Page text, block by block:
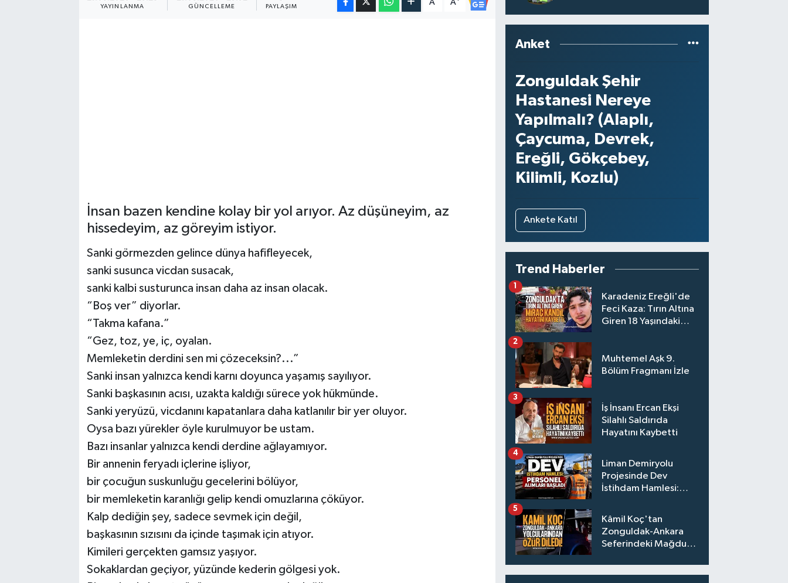
YAYINLANMA GÜNCELLEME PAYLAŞIM
A A
İnsan bazen kendine kolay bir yol arıyor. Az düşüneyim, az
hissedeyim, az göreyim istiyor.
Sanki görmezden gelince dünya hafifleyecek,
sanki susunca vicdan susacak,
sanki kalbi susturunca insan daha az insan olacak.
“Boş ver” diyorlar.
“Takma kafana.”
“Gez, toz, ye, iç, oyalan.
Memleketin derdini sen mi çözeceksin?...”
Sanki insan yalnızca kendi karnı doyunca yaşamış sayılıyor.
Sanki başkasının acısı, uzakta kaldığı sürece yok hükmünde.
Sanki yeryüzü, vicdanını kapatanlara daha katlanılır bir yer oluyor.
Oysa bazı yürekler öyle kurulmuyor be ustam.
Bazı insanlar yalnızca kendi derdine ağlayamıyor.
Bir annenin feryadı içlerine işliyor,
bir çocuğun suskunluğu gecelerini bölüyor,
bir memleketin karanlığı gelip kendi omuzlarına çöküyor.
Kalp dediğin şey, sadece sevmek için değil,
başkasının sızısını da içinde taşımak için atıyor.
Kimileri gerçekten gamsız yaşıyor.
Sokaklardan geçiyor, yüzünde kederin gölgesi yok.
Anket
Zonguldak Şehir
Hastanesi Nereye
Yapılmalı? (Alaplı,
Çaycuma, Devrek,
Ereğli, Gökçebey,
Kilimli, Kozlu)
Ankete Katıl
Trend Haberler
Karadeniz Ereğli'de
Feci Kaza: Tırın Altına
Giren 18 Yaşındaki
1
Muhtemel Aşk 9.
Bölüm Fragmanı İzle
2
İş İnsanı Ercan Ekşi
Silahlı Saldırıda
Hayatını Kaybetti
3
Liman Demiryolu
Projesinde Dev
İstihdam Hamlesi:
4
Kâmil Koç'tan
Zonguldak-Ankara
Seferindeki Mağdur
5